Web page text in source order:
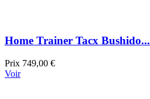
Home Trainer Tacx Bushido...
Prix 749,00 €
Voir